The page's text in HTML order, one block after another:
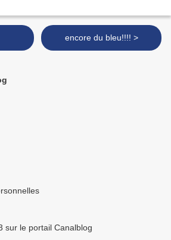
encore du bleu!!!! >
sur le portail Canalblog